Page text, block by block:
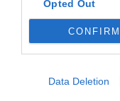
Opted Out
CONFIRM
Data Deletion